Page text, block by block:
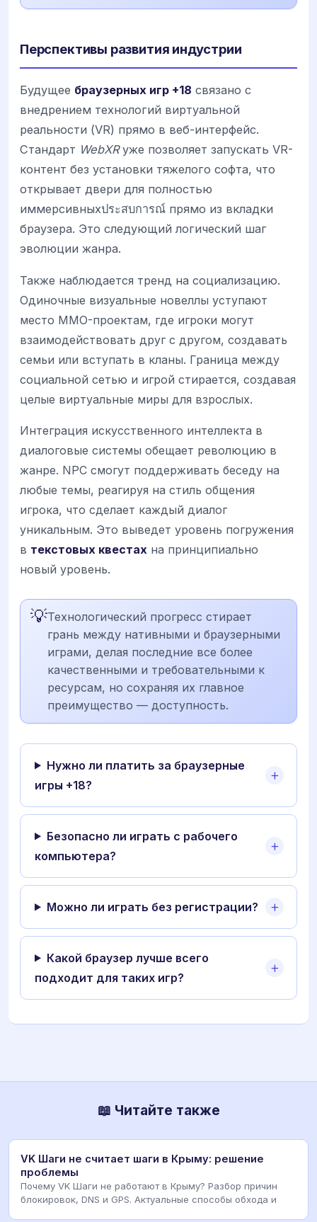
Перспективы развития индустрии
Будущее браузерных игр +18 связано с
внедрением технологий виртуальной
реальности (VR) прямо в веб-интерфейс.
Стандарт WebXRуже позволяет запускать VR-
контент без установки тяжелого софта, что
открывает двери для полностью
иммерсивныхประสบการณ์ прямо из вкладки
браузера. Это следующий логический шаг
эволюции жанра.
Также наблюдается тренд на социализацию.
Одиночные визуальные новеллы уступают
место MMO-проектам, где игроки могут
взаимодействовать друг с другом, создавать
семьи или вступать в кланы. Граница между
социальной сетью и игрой стирается, создавая
целые виртуальные миры для взрослых.
Интеграция искусственного интеллекта в
диалоговые системы обещает революцию в
жанре. NPC смогут поддерживать беседу на
любые темы, реагируя на стиль общения
игрока, что сделает каждый диалог
уникальным. Это выведет уровень погружения
в текстовых квестах на принципиально
новый уровень.
💡Технологический прогресс стирает
грань между нативными и браузерными
играми, делая последние все более
качественными и требовательными к
ресурсам, но сохраняя их главное
преимущество — доступность.
Нужно ли платить за браузерные
игры +18?
Безопасно ли играть с рабочего
компьютера?
Можно ли играть без регистрации?
Какой браузер лучше всего
подходит для таких игр?
📖 Читайте также
VK Шаги не считает шаги в Крыму: решение
проблемы
Почему VK Шаги не работают в Крыму? Разбор причин
блокировок, DNS и GPS. Актуальные способы обхода и